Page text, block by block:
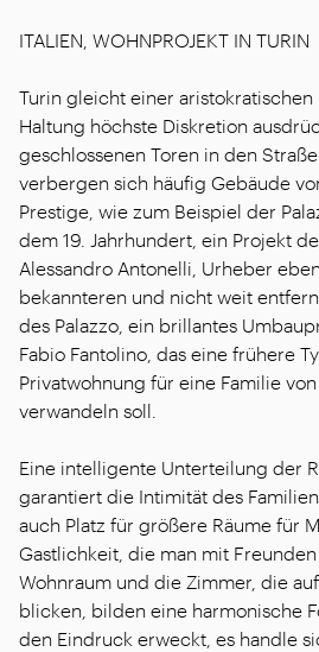
ITALIEN, WOHNPROJEKT IN TURIN
Turin gleicht einer aristokratischen
Haltung höchste Diskretion
geschlossenen Toren in den
verbergen sich häufig Gebäude
Prestige, wie zum Beispiel der
dem 19. Jahrhundert, ein Projekt
Alessandro Antonelli, Urheber
bekannteren und nicht weit
des Palazzo, ein brillantes
Fabio Fantolino, das eine frühere
Privatwohnung für eine Familie
verwandeln soll.
Eine intelligente Unterteilung der
garantiert die Intimität des
auch Platz für größere Räume für
Gastlichkeit, die man mit
Wohnraum und die Zimmer, die
blicken, bilden eine harmonische
den Eindruck erweckt, es handle